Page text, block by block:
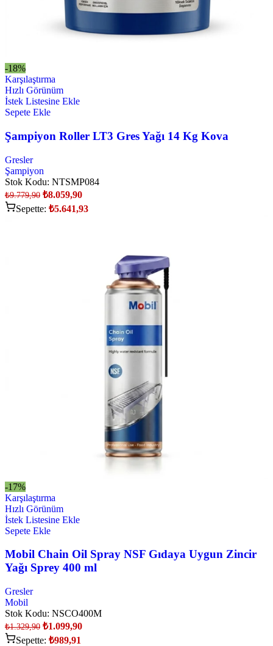
-18%
Karşılaştırma
Hızlı Görünüm
İstek Listesine Ekle
Sepete Ekle
Şampiyon Roller LT3 Gres Yağı 14 Kg Kova
Gresler
Şampiyon
Stok Kodu: NTSMP084
₺9.779,90 ₺8.059,90
Sepette: ₺5.641,93
-17%
Karşılaştırma
Hızlı Görünüm
İstek Listesine Ekle
Sepete Ekle
Mobil Chain Oil Spray NSF Gıdaya Uygun Zincir
Yağı Sprey 400 ml
Gresler
Mobil
Stok Kodu: NSCO400M
₺1.329,90 ₺1.099,90
Sepette: ₺989,91